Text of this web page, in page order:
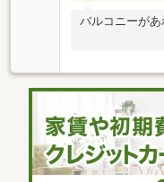
バルコニーがあ